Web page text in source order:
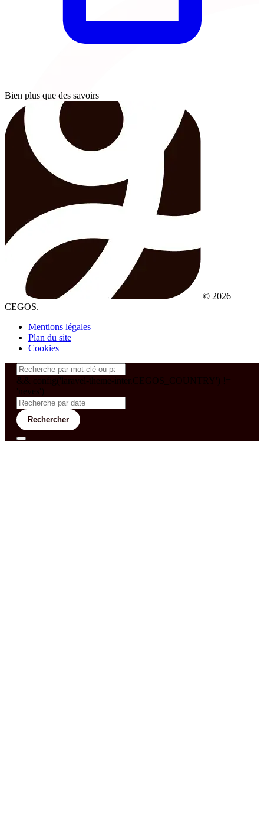
Bien plus que des savoirs
© 2026
CEGOS.
Mentions légales
Plan du site
Cookies
&& config('laravel-theme-inter.CEGOS_COUNTRY') !=
'neves')
Rechercher